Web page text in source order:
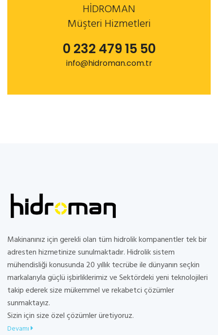
HİDROMAN
Müşteri Hizmetleri
0 232 479 15 50
info@hidroman.com.tr
Makinanınız için gerekli olan tüm hidrolik kompanentler tek bir
adresten hizmetinize sunulmaktadır. Hidrolik sistem
mühendisliği konusunda 20 yıllık tecrübe ile dünyanın seçkin
markalarıyla güçlü işbirliklerimiz ve Sektördeki yeni teknolojileri
takip ederek size mükemmel ve rekabetci çözümler
sunmaktayız.
Sizin için size özel çözümler üretiyoruz.
Devamı